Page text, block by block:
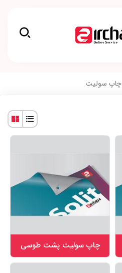
چاپ سولیت
چاپ سولیت پشت طوسی